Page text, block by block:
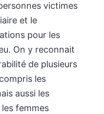
victimes
et le
pour les
On y reconnait
de plusieurs
les
aussi les
femmes